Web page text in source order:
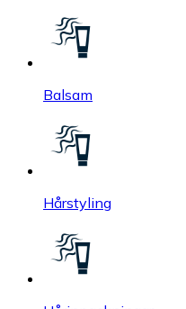
Balsam
Hårstyling